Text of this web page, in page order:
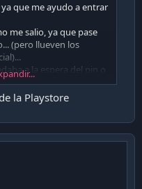
que me ayudo a entrar
me salio, ya que pase
(pero llueven los
a la espera del pin o
de nuevo. Conectar
.. lo que me
error de colección ... Ya
el botón del control de
de voz.
dejo entrar.. ( ya la
pueden ver la versión
la Playstore